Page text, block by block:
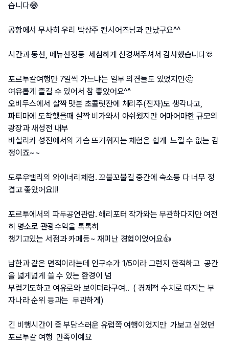
습니다😂
공항에서 무사히 우리 박상주 컨시어즈님과 만났구요^^
시간과 동선, 메뉴선정등  세심하게 신경써주셔서 감사했습니다🫶
포르투칼여행만 7일씩 가느냐는 일부 의견들도 있었지만🤔
여유롭게 즐길 수 있어서 참 좋았어요^^
오비두스에서 살짝 맛본 초콜릿잔에 체리주(진자)도 생각나고,
파티마에 도착했을때 살짝 비가와서 아쉬웠지만 어마어마한 규모의
광장과 새성전 내부
바실리카 성전에서의 가슴 뜨거워지는 체험은 쉽게  느낄 수 없는 감
정이죠~~
도루우밸리의 와이너리체험. 꼬불꼬불길 중간에 숙소등 다 너무 정
겹고 좋았어요!!!
포르투에서의 파두공연관람. 해리포터 작가와는 무관하다지만 여전
히 명소로 관광수익을 톡톡히
챙기고있는 서점과 카페등~ 재미난 경험이었어요👍
남한과 같은 면적이라는데 인구수가 1/5이라 그런지 한적하고  공간
을 넓게넓게 쓸 수 있는 환경이 넘
부럽기도하고 여유로와 보이더라구여..  ( 경제적 수치로 따지는 부
자나라 순위 등과는  무관하게)
긴 비행시간이 좀 부담스러운 유럽쪽 여행이었지만  가보고 싶었던
포르투갈 여행  만족이예요